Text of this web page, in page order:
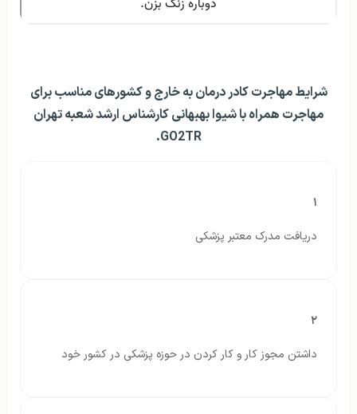
شرایط مهاجرت کادر درمان به خارج و کشورهای مناسب برای
مهاجرت همراه با شیوا بهبهانی کارشناس ارشد شعبه تهران
GO2TR.
۱
دریافت مدرک معتبر پزشکی
۲
داشتن مجوز کار و کار کردن در حوزه پزشکی در کشور خود